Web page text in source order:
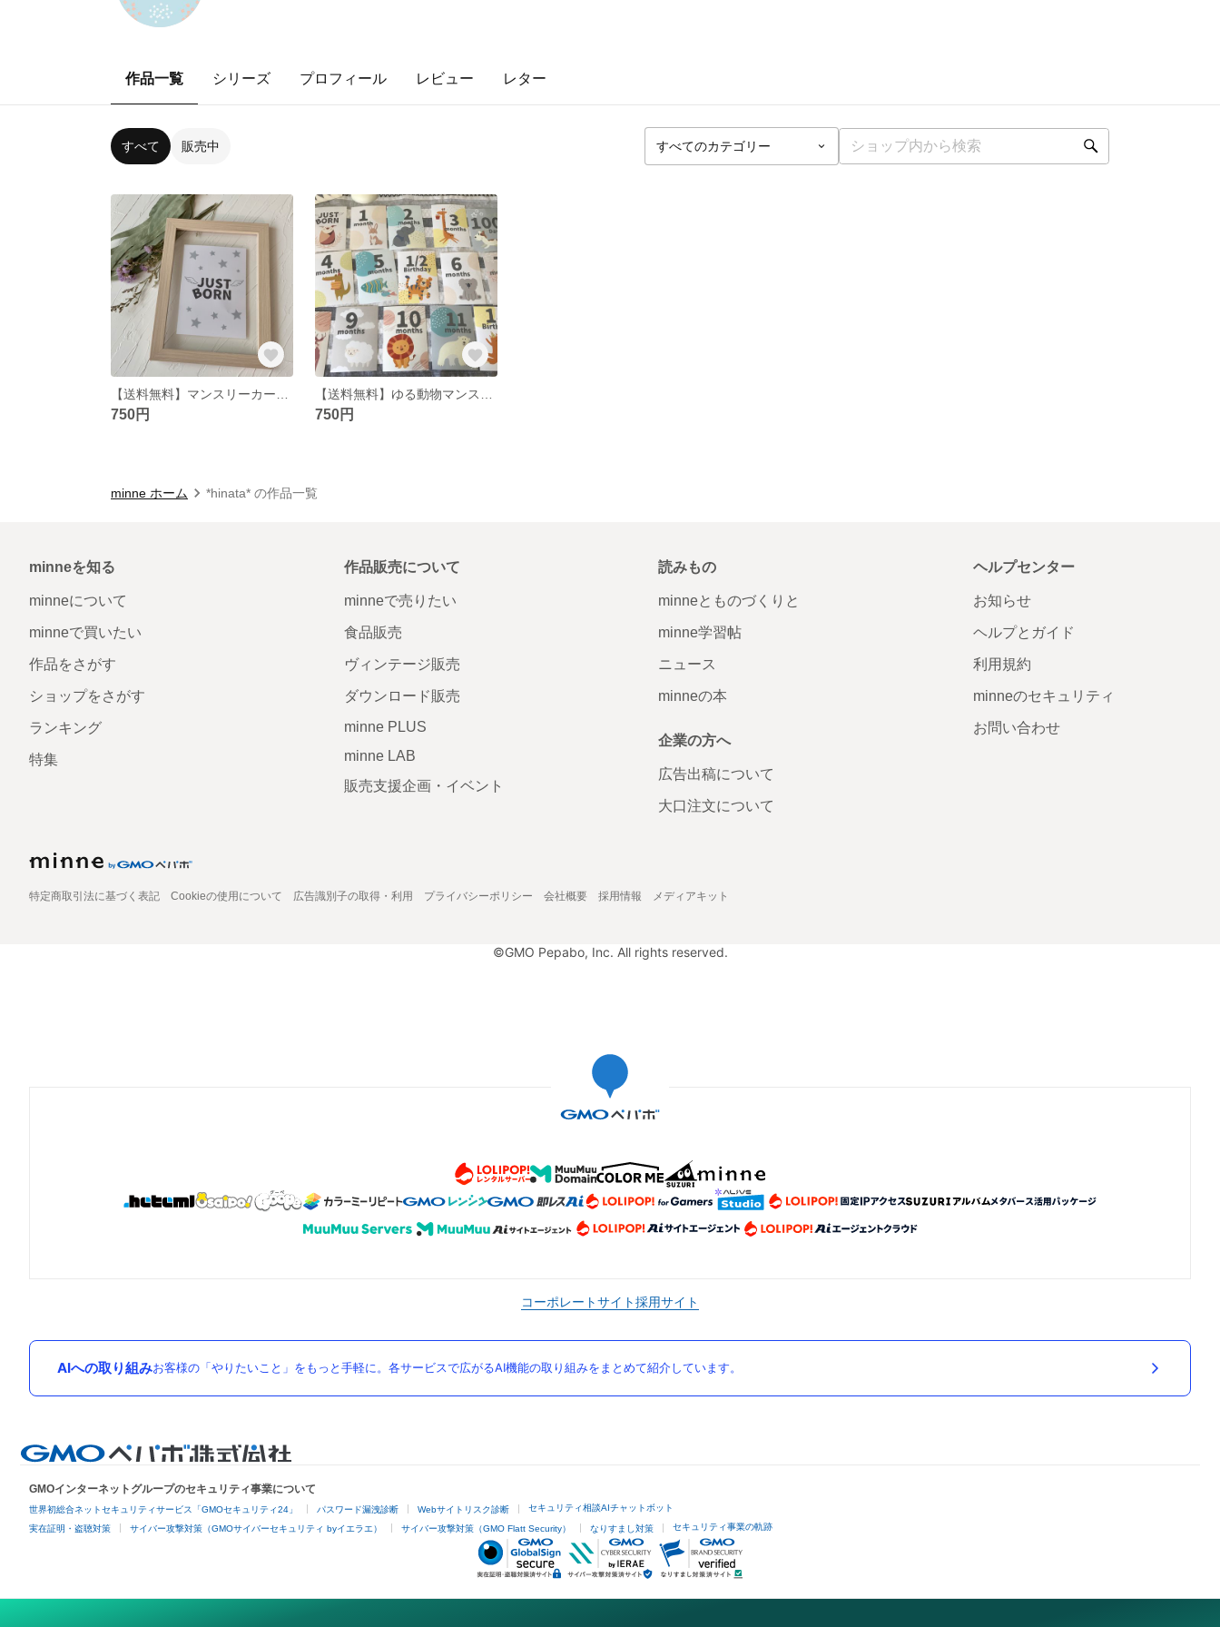
作品一覧 シリーズ プロフィール レビュー レター
すべて 販売中
750円 750円
minne ホーム *hinata* の作品一覧
minneを知る
minneについて
minneで買いたい
作品をさがす
ショップをさがす
ランキング
特集
作品販売について
minneで売りたい
食品販売
ヴィンテージ販売
ダウンロード販売
minne PLUS
minne LAB
販売支援企画・イベント
読みもの
minneとものづくりと
minne学習帖
ニュース
minneの本
企業の方へ
広告出稿について
大口注文について
ヘルプセンター
お知らせ
ヘルプとガイド
利用規約
minneのセキュリティ
お問い合わせ
特定商取引法に基づく表記 Cookieの使用について 広告識別子の取得・利用 プライバシーポリシー 会社概要 採用情報 メディアキット
©GMO Pepabo, Inc. All rights reserved.
コーポレートサイト採用サイト
AIへの取り組みお客様の「やりたいこと」をもっと手軽に。各サービスで広がるAI機能の取り組みをまとめて紹介しています。
GMOインターネットグループのセキュリティ事業について
世界初総合ネットセキュリティサービス「GMOセキュリティ24」 パスワード漏洩診断 Webサイトリスク診断 セキュリティ相談AIチャットボット
実在証明・盗聴対策 サイバー攻撃対策（GMOサイバーセキュリティ byイエラエ） サイバー攻撃対策（GMO Flatt Security） なりすまし対策 セキュリティ事業の軌跡